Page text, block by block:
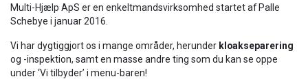
Multi-Hjælp ApS er en enkeltmandsvirksomhed startet af Palle
Schebye i januar 2016.
Vi har dygtiggjort os i mange områder, herunder kloakseparering
og -inspektion, samt en masse andre ting som du kan se oppe
under ‘Vi tilbyder’ i menu-baren!